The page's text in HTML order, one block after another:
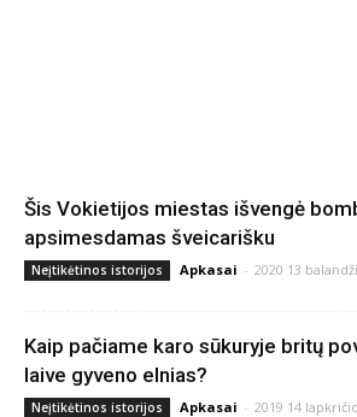
Šis Vokietijos miestas išvengė
apsimesdamas šveicarišku
Neįtikėtinos istorijos Apkasai - 2020 13
Kaip pačiame karo sūkuryje britų
laive gyveno elnias?
Neįtikėtinos istorijos Apkasai - 2019 14 lapkričio